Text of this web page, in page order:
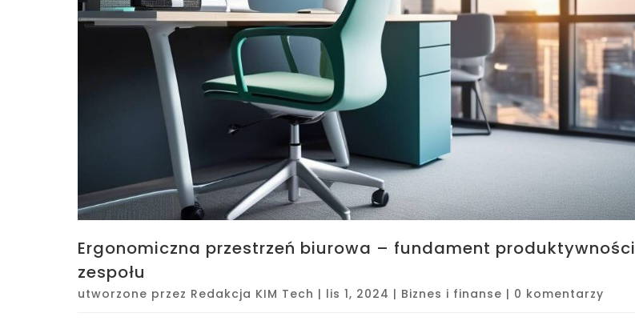
Ergonomiczna przestrzeń biurowa – fundament produktywności
zespołu
utworzone przez Redakcja KIM Tech | lis 1, 2024 | Biznes i finanse | 0 komentarzy